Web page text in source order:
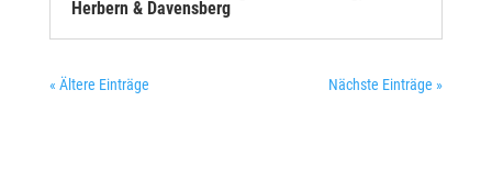
Herbern & Davensberg
« Ältere Einträge Nächste Einträge »